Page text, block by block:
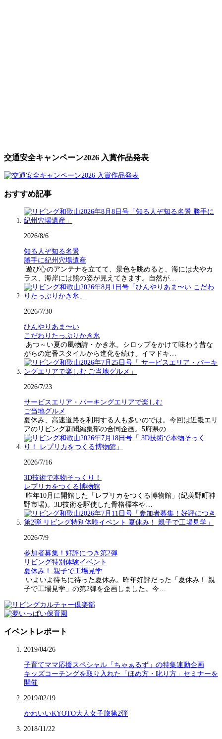
交通安全キャンペーン2026 入賞作品発表
おすすめ記事
2026/8/6
知る人ぞ知る名景
勝手に紀州穴場遺産
遊び心のアンテナを立てて、景色を眺めると、海には犬やカ
ラス、海岸には熊の姿が見えてきます。自然が…
2026/7/30
ひんやりあま〜い
こだわりたっぷりかき氷
あつ～い夏の風物詩・かき氷。シロップをかけて味わう昔な
がらの定番スタイルから進化を続け、イマドキ…
2026/7/23
サービスエリア・パーキングエリアで楽しむ
ご当地グルメ
夏休み、高速道路を利用する人も多いのでは。今回は近畿エリ
アのリビング新聞編集部の合同企画。5府県の…
2026/7/16
3D技術で本物そっくり！
レプリカをつくる博物館
昨年10月に開館した「レプリカをつくる博物館」(紀美野町神
野市場)。3D技術を駆使した骨格標本や…
2026/7/9
参加者募集！好評につき第2弾
リビング特別体験イベント
夏休み！ 親子で工場見学
いよいよ待ちに待った夏休み。昨年好評だった「夏休み！ 親
子で工場見学」の第2弾を企画しました。今…
イベントレポート
2019/04/26
子育てママ応援スペシャル「ちゃぁるず」の特集連動企画
キッズコーチングを取り入れた「ほめ方・叱り方」セミナーを
開催
2019/02/19
かわいいKYOTO大人女子旅第2弾
2018/11/22